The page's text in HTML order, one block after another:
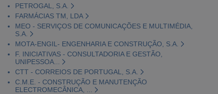
PETROGAL, S.A.
FARMÁCIAS TM, LDA
MEO - SERVIÇOS DE COMUNICAÇÕES E MULTIMÉDIA,
S.A.
MOTA-ENGIL- ENGENHARIA E CONSTRUÇÃO, S.A.
F. INICIATIVAS - CONSULTADORIA E GESTÃO,
UNIPESSOA...
CTT - CORREIOS DE PORTUGAL, S.A.
C.M.E. - CONSTRUÇÃO E MANUTENÇÃO
ELECTROMECÂNICA, ...